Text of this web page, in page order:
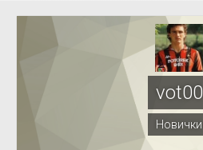
vot00
Новички